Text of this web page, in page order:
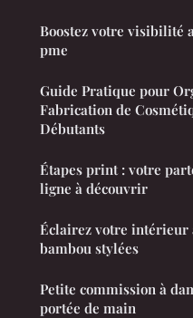
Boostez votre visibilité
pme
Guide Pratique pour
Fabrication de
Débutants
Étapes print : votre
ligne à découvrir
Éclairez votre intérieur
bambou stylées
Petite commission à
portée de main